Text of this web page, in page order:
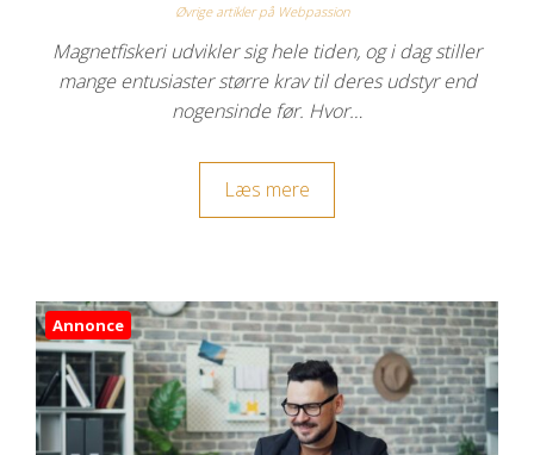
Øvrige artikler på Webpassion
Magnetfiskeri udvikler sig hele tiden, og i dag stiller
mange entusiaster større krav til deres udstyr end
nogensinde før. Hvor…
Læs mere
Annonce